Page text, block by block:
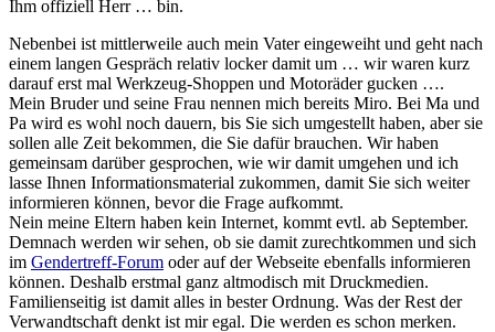
Ihm offiziell Herr … bin.
Nebenbei ist mittlerweile auch mein Vater eingeweiht und geht nach
einem langen Gespräch relativ locker damit um … wir waren kurz
darauf erst mal Werkzeug-Shoppen und Motoräder gucken ….
Mein Bruder und seine Frau nennen mich bereits Miro. Bei Ma und
Pa wird es wohl noch dauern, bis Sie sich umgestellt haben, aber sie
sollen alle Zeit bekommen, die Sie dafür brauchen. Wir haben
gemeinsam darüber gesprochen, wie wir damit umgehen und ich
lasse Ihnen Informationsmaterial zukommen, damit Sie sich weiter
informieren können, bevor die Frage aufkommt.
Nein meine Eltern haben kein Internet, kommt evtl. ab September.
Demnach werden wir sehen, ob sie damit zurechtkommen und sich
im Gendertreff-Forum oder auf der Webseite ebenfalls informieren
können. Deshalb erstmal ganz altmodisch mit Druckmedien.
Familienseitig ist damit alles in bester Ordnung. Was der Rest der
Verwandtschaft denkt ist mir egal. Die werden es schon merken.